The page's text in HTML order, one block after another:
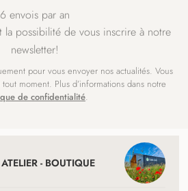
6 envois par an
la possibilité de vous inscrire à notre
newsletter!
pour vous envoyer nos actualités. Vous
moment. Plus d’informations dans notre
de confidentialité.
- BOUTIQUE